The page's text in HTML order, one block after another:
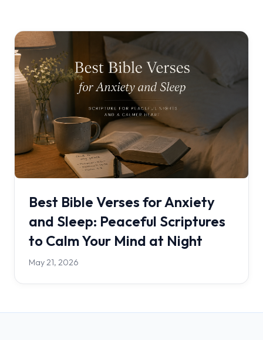
Best Bible Verses for Anxiety
and Sleep: Peaceful Scriptures
to Calm Your Mind at Night
May 21, 2026